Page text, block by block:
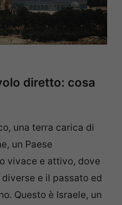
diretto: cosa
una terra carica di
un Paese
vivace e attivo, dove
e il passato ed
Questo è Israele, un